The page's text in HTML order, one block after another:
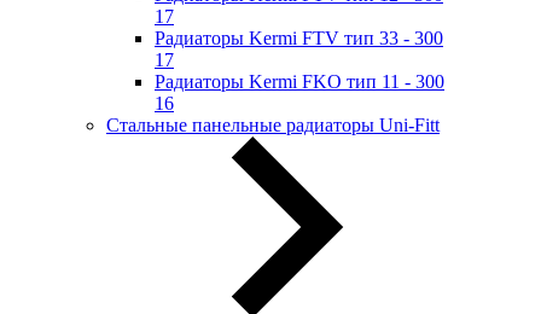
17
Радиаторы Kermi FTV тип 33 - 300
17
Радиаторы Kermi FKO тип 11 - 300
16
Стальные панельные радиаторы Uni-Fitt